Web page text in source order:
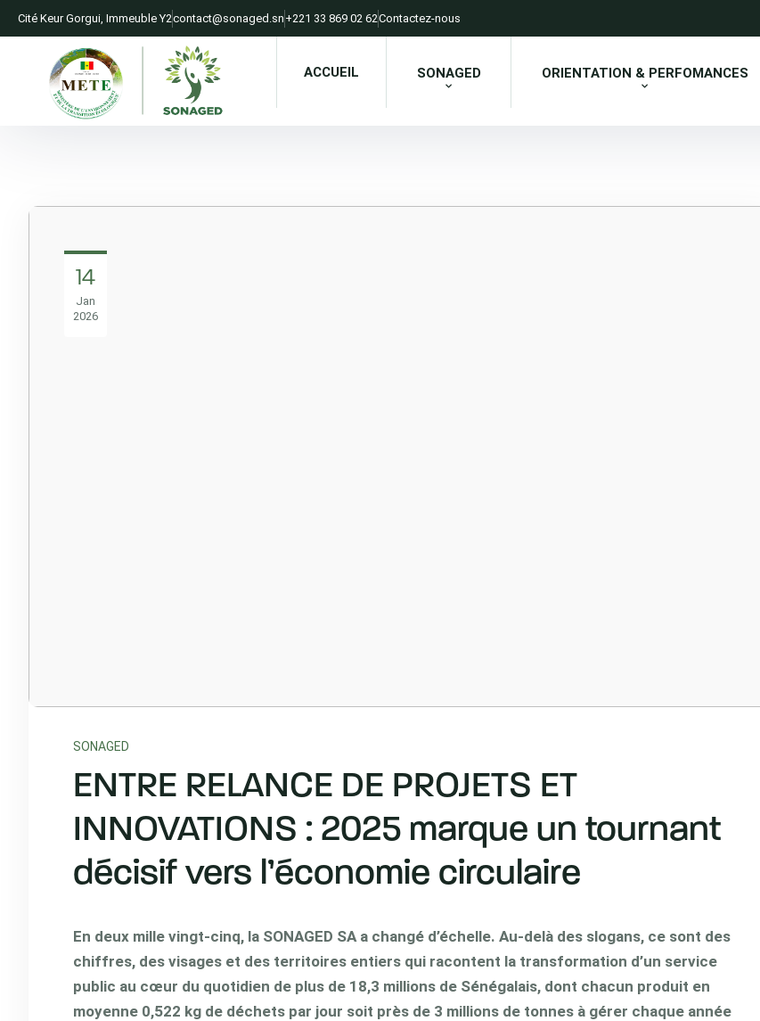
Cité Keur Gorgui, Immeuble Y2​contact@sonaged.sn​ +221 33 869 02 62​Contactez-nous
ACCUEIL SONAGED ORIENTATION & PERFOMANCES
14
Jan
2026
SONAGED
ENTRE RELANCE DE PROJETS ET
INNOVATIONS : 2025 marque un tournant
décisif vers l’économie circulaire
En deux mille vingt-cinq, la SONAGED SA a changé d’échelle. Au-delà des slogans, ce sont des
chiffres, des visages et des territoires entiers qui racontent la transformation d’un service
public au cœur du quotidien de plus de 18,3 millions de Sénégalais, dont chacun produit en
moyenne 0,522 kg de déchets par jour soit près de 3 millions de tonnes à gérer chaque année